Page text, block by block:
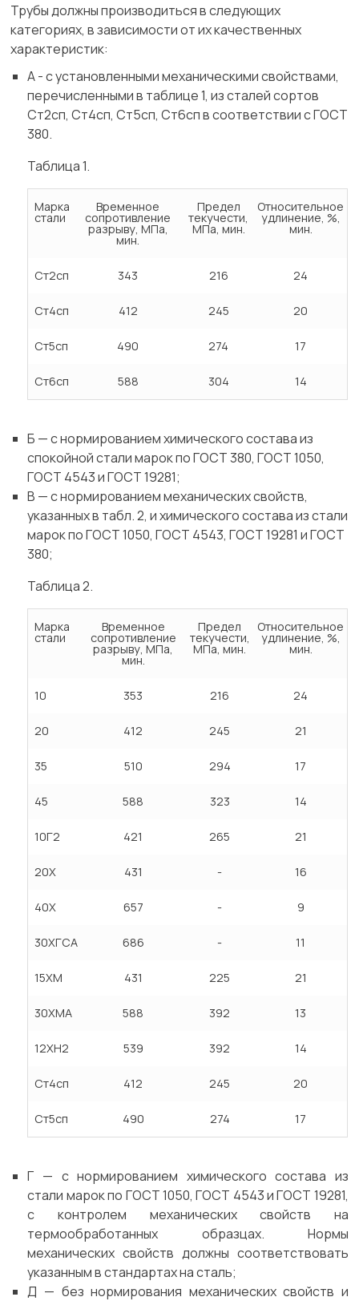
Трубы должны производиться в следующих
категориях, в зависимости от их качественных
характеристик:
А - с установленными механическими свойствами,
перечисленными в таблице 1, из сталей сортов
Ст2сп, Ст4сп, Ст5сп, Ст6сп в соответствии с ГОСТ
380.
Таблица 1.
Марка
стали
Временное
сопротивление
разрыву, МПа,
мин.
Предел
текучести,
МПа, мин.
Относительное
удлинение, %,
мин.
Ст2сп 343 216 24
Ст4сп 412 245 20
Ст5сп 490 274 17
Ст6сп 588 304 14
Б — с нормированием химического состава из
спокойной стали марок по ГОСТ 380, ГОСТ 1050,
ГОСТ 4543 и ГОСТ 19281;
В — с нормированием механических свойств,
указанных в табл. 2, и химического состава из стали
марок по ГОСТ 1050, ГОСТ 4543, ГОСТ 19281 и ГОСТ
380;
Таблица 2.
Марка
стали
Временное
сопротивление
разрыву, МПа,
мин.
Предел
текучести,
МПа, мин.
Относительное
удлинение, %,
мин.
10 353 216 24
20 412 245 21
35 510 294 17
45 588 323 14
10Г2 421 265 21
20Х 431 - 16
40Х 657 - 9
30ХГСА 686 - 11
15ХМ 431 225 21
30ХМА 588 392 13
12ХН2 539 392 14
Ст4сп 412 245 20
Ст5сп 490 274 17
Г — с нормированием химического состава из
стали марок по ГОСТ 1050, ГОСТ 4543 и ГОСТ 19281,
с контролем механических свойств на
термообработанных образцах. Нормы
механических свойств должны соответствовать
указанным в стандартах на сталь;
Д — без нормирования механических свойств и